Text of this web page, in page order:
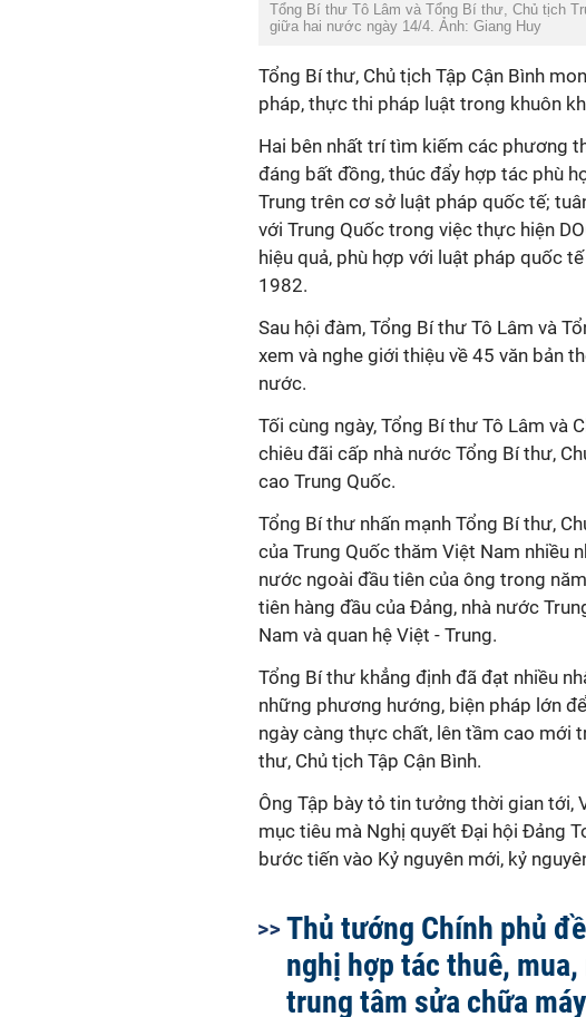
Tổng Bí thư Tô Lâm và Tổng Bí thư, Chủ tịch
giữa hai nước ngày 14/4. Ảnh: Giang Huy
Tổng Bí thư, Chủ tịch Tập Cận Bình
pháp, thực thi pháp luật trong khuôn
Hai bên nhất trí tìm kiếm các phương
đáng bất đồng, thúc đẩy hợp tác phù
Trung trên cơ sở luật pháp quốc tế;
với Trung Quốc trong việc thực hiện
hiệu quả, phù hợp với luật pháp quốc
1982.
Sau hội đàm, Tổng Bí thư Tô Lâm và
xem và nghe giới thiệu về 45 văn bản
nước.
Tối cùng ngày, Tổng Bí thư Tô Lâm và
chiêu đãi cấp nhà nước Tổng Bí thư,
cao Trung Quốc.
Tổng Bí thư nhấn mạnh Tổng Bí thư,
của Trung Quốc thăm Việt Nam nhiều
nước ngoài đầu tiên của ông trong
tiên hàng đầu của Đảng, nhà nước
Nam và quan hệ Việt - Trung.
Tổng Bí thư khẳng định đã đạt nhiều
những phương hướng, biện pháp lớn
ngày càng thực chất, lên tầm cao mới
thư, Chủ tịch Tập Cận Bình.
Ông Tập bày tỏ tin tưởng thời gian tới,
mục tiêu mà Nghị quyết Đại hội Đảng
bước tiến vào Kỷ nguyên mới, kỷ
Thủ tướng Chính phủ đề
nghị hợp tác thuê, mua,
trung tâm sửa chữa máy